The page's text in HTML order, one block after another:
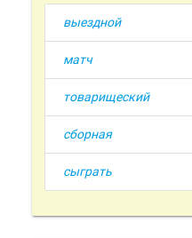
выездной
матч
товарищеский
сборная
сыграть